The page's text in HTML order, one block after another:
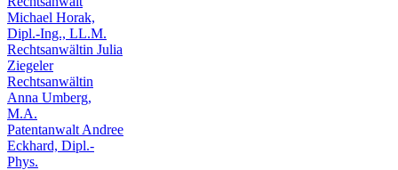
Michael Horak,
Dipl.-Ing., LL.M.
Rechtsanwältin Julia
Ziegeler
Rechtsanwältin
Anna Umberg,
M.A.
Patentanwalt Andree
Eckhard, Dipl.-
Phys.